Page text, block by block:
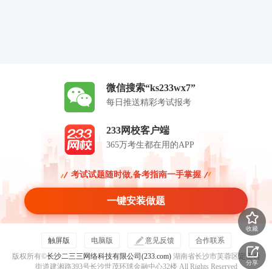
微信搜索“ks233wx7”
每日推送精彩考试报考
233网校客户端
365万考生都在用的APP
考试试题随时做,备考指南一手掌握
一键安装做题
触屏版 电脑版 意见反馈
合作联系
版权所有©长沙二三三网络科技有限公司(233.com)湖南省长沙市芙蓉区定王台
街道建湘路393号长沙世茂环球金融中心32楼 All Rights Reserved
收藏
分享